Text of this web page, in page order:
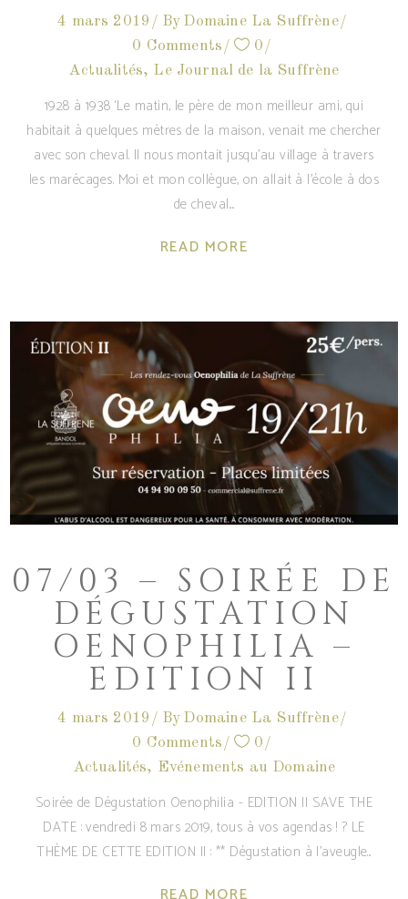
4 mars 2019 By Domaine La Suffrène
0 Comments
0
Actualités, Le Journal de la Suffrène
1928 à 1938 ‘Le matin, le père de mon meilleur ami, qui
habitait à quelques mètres de la maison, venait me chercher
avec son cheval. Il nous montait jusqu’au village à travers
les marécages. Moi et mon collègue, on allait à l’école à dos
de cheval.
READ MORE
07/03 – SOIRÉE DE
DÉGUSTATION
OENOPHILIA –
EDITION II
4 mars 2019 By Domaine La Suffrène
0 Comments
0
Actualités, Evénements au Domaine
Soirée de Dégustation Oenophilia - EDITION II SAVE THE
DATE : vendredi 8 mars 2019, tous à vos agendas ! ? LE
THÈME DE CETTE EDITION II : ** Dégustation à l'aveugle